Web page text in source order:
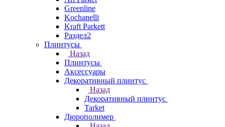
Greenline
Kochanelli
Kraft Parkett
Раздел2
Плинтусы
Назад
Плинтусы
Аксессуары
Декоративный плинтус
Назад
Декоративный плинтус
Tarket
Дюрополимер